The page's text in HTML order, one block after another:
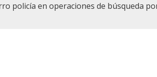
policía en operaciones de búsqueda